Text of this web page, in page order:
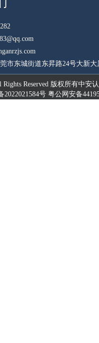
市东城街道东昇路24号大新大
Reserved 版权所有中安
2022021584号 粤公网安备